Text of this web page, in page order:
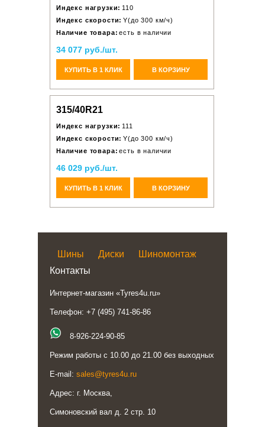
Индекс нагрузки: 110
Индекс скорости: Y(до 300 км/ч)
Наличие товара: есть в наличии
34 077 руб./шт.
КУПИТЬ В 1 КЛИК В КОРЗИНУ
315/40R21
Индекс нагрузки: 111
Индекс скорости: Y(до 300 км/ч)
Наличие товара: есть в наличии
46 029 руб./шт.
КУПИТЬ В 1 КЛИК В КОРЗИНУ
Шины Диски
Шиномонтаж
Контакты
Интернет-магазин «Tyres4u.ru»
Телефон: +7 (495) 741-86-86
8-926-224-90-85
Режим работы с 10.00 до 21.00 без выходных
E-mail: sales@tyres4u.ru
Адрес: г. Москва,
Симоновский вал д. 2 стр. 10